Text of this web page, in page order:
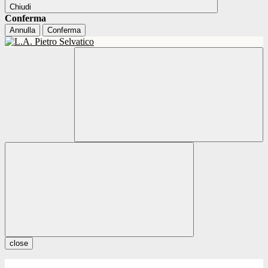
Chiudi
Conferma
Annulla Conferma
close